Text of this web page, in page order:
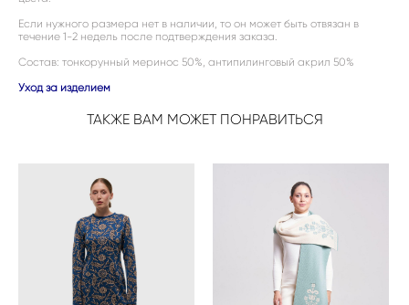
Если нужного размера нет в наличии, то он может быть отвязан в
течение 1-2 недель после подтверждения заказа.
Состав: тонкорунный меринос 50%, антипилинговый акрил 50%
Уход за изделием
ТАКЖЕ ВАМ МОЖЕТ ПОНРАВИТЬСЯ